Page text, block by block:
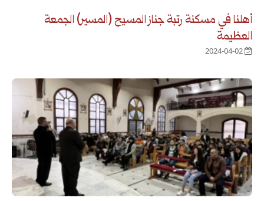
أهلنا في مسكنة رتبة جناز المسيح (المسير) الجمعة
العظيمة
2024-04-02